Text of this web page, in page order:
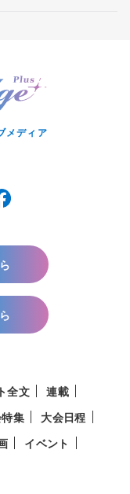
メディア
全文
連載
集
大会日程
イベント